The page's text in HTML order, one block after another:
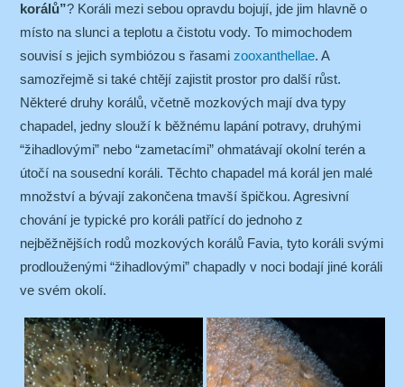
korálů”? Koráli mezi sebou opravdu bojují, jde jim hlavně o
místo na slunci a teplotu a čistotu vody. To mimochodem
souvisí s jejich symbiózou s řasami zooxanthellae. A
samozřejmě si také chtějí zajistit prostor pro další růst.
Některé druhy korálů, včetně mozkových mají dva typy
chapadel, jedny slouží k běžnému lapání potravy, druhými
“žihadlovými” nebo “zametacími” ohmatávají okolní terén a
útočí na sousední koráli. Těchto chapadel má korál jen malé
množství a bývají zakončena tmavší špičkou. Agresivní
chování je typické pro koráli patřící do jednoho z
nejběžnějších rodů mozkových korálů Favia, tyto koráli svými
prodlouženými “žihadlovými” chapadly v noci bodají jiné koráli
ve svém okolí.